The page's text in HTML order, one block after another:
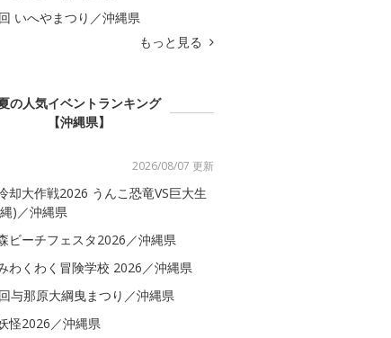
いへやまつり／沖縄県
もっと見る
の人気イベントランキング
【沖縄県】
2026/08/07 更新
却大作戦2026 うんこ恐竜VS巨大生
)／沖縄県
ビーチフェスタ2026／沖縄県
わくわく冒険学校 2026／沖縄県
与那原大綱曳まつり／沖縄県
怪2026／沖縄県